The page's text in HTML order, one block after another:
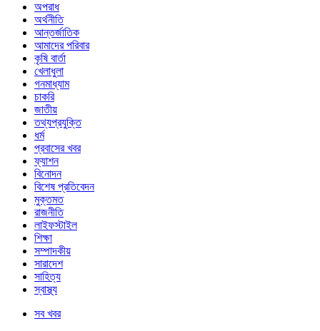
অপরাধ
অর্থনীতি
আন্তর্জাতিক
আমাদের পরিবার
কৃষি বার্তা
খেলাধুলা
গনমাধ্যাম
চাকরি
জাতীয়
তথ্যপ্রযুক্তি
ধর্ম
প্রবাসের খবর
ফ্যাশন
বিনোদন
বিশেষ প্রতিবেদন
মুক্তমত
রাজনীতি
লাইফস্টাইল
শিক্ষা
সম্পাদকীয়
সারাদেশ
সাহিত্য
স্বাস্থ্য
সব খবর